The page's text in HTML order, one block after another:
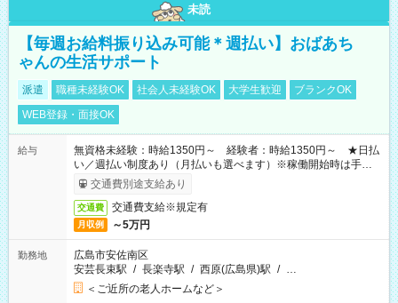
未読
【毎週お給料振り込み可能＊週払い】おばあち
ゃんの生活サポート
派遣 職種未経験OK 社会人未経験OK 大学生歓迎
ブランクOK
WEB登録・面接OK
給与
無資格未経験：時給1350円～ 経験者：時給1350円～ ★日払
い／週払い制度あり（月払いも選べます）※稼働開始時は手続き
完了次第のお支払いとなります。
交通費別途支給あり
交通費 交通費支給※規定有
月収例 ～5万円
勤務地
広島市安佐南区
安芸長束駅 / 長楽寺駅 / 西原(広島県)駅 / …
＜ご近所の老人ホームなど＞